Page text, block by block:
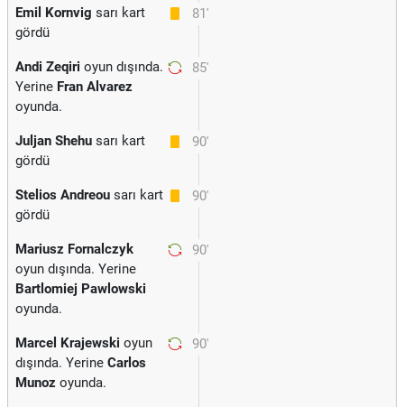
81'
Emil Kornvig sarı kart
gördü
85'
Andi Zeqiri oyun dışında.
Yerine Fran Alvarez
oyunda.
90'
Juljan Shehu sarı kart
gördü
90'
Stelios Andreou sarı kart
gördü
90'
Mariusz Fornalczyk
oyun dışında. Yerine
Bartlomiej Pawlowski
oyunda.
90'
Marcel Krajewski oyun
dışında. Yerine Carlos
Munoz oyunda.